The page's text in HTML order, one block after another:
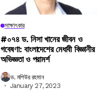
সাক্ষাৎকার
#০৭৪ ড. নিসা খানের জীবন ও
গবেষণা: বাংলাদেশের মেধাবী বিজ্ঞানীর
অভিজ্ঞতা ও পরামর্শ
ড. মশিউর রহমান
January 27, 2023